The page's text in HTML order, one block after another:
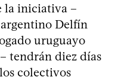
la iniciativa –
Delfín
uruguayo
tendrán diez días
colectivos